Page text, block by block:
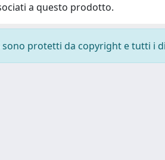
a questo prodotto.
sono protetti da copyright e tutti i